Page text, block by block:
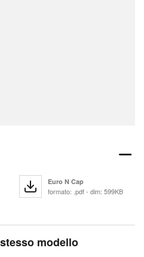
Euro N Cap
formato: .pdf - dim: 599KB
modello